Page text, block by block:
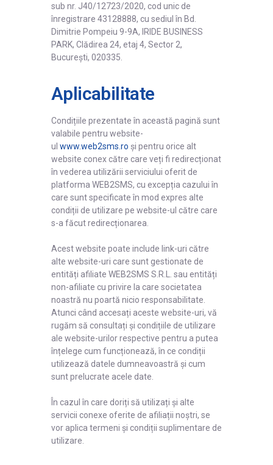
sub nr. J40/12723/2020, cod unic de
înregistrare 43128888, cu sediul în Bd.
Dimitrie Pompeiu 9-9A, IRIDE BUSINESS
PARK, Clădirea 24, etaj 4, Sector 2,
București, 020335.
Aplicabilitate
Condițiile prezentate în această pagină sunt
valabile pentru website-
ul www.web2sms.ro și pentru orice alt
website conex către care veți fi redirecționat
în vederea utilizării serviciului oferit de
platforma WEB2SMS, cu excepția cazului în
care sunt specificate în mod expres alte
condiții de utilizare pe website-ul către care
s-a făcut redirecționarea.
Acest website poate include link-uri către
alte website-uri care sunt gestionate de
entități afiliate WEB2SMS S.R.L. sau entități
non-afiliate cu privire la care societatea
noastră nu poartă nicio responsabilitate.
Atunci când accesați aceste website-uri, vă
rugăm să consultați și condițiile de utilizare
ale website-urilor respective pentru a putea
înțelege cum funcționează, în ce condiții
utilizează datele dumneavoastră și cum
sunt prelucrate acele date.
În cazul în care doriți să utilizați și alte
servicii conexe oferite de afiliații noștri, se
vor aplica termeni și condiții suplimentare de
utilizare.